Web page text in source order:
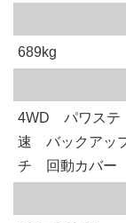
689kg
4WD パワス
速 バックアッ
チ 回動カバー